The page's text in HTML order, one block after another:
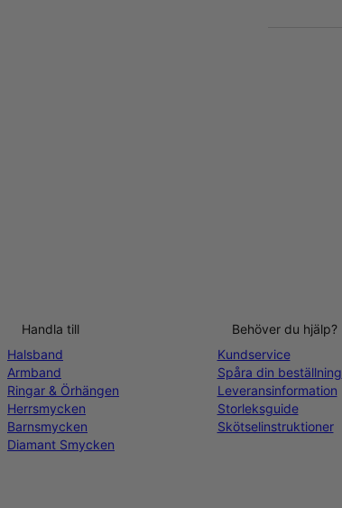
Handla till
Halsband
Armband
Ringar & Örhängen
Herrsmycken
Barnsmycken
Diamant Smycken
Behöver du hjälp?
Kundservice
Spåra din beställning
Leveransinformation
Storleksguide
Skötselinstruktioner